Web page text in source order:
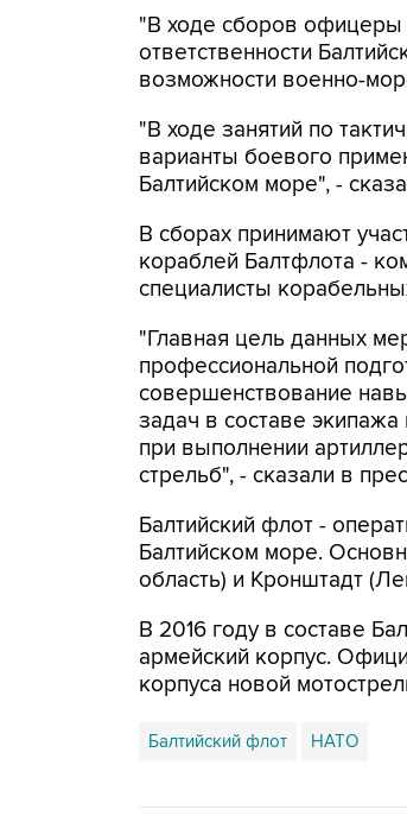
"В ходе сборов офицеры
ответственности
возможности военно-
"В ходе занятий по
варианты боевого
Балтийском море", -
В сборах принимают
кораблей Балтфлота -
специалисты
"Главная цель данных
профессиональной
совершенствование
задач в составе
при выполнении
стрельб", - сказали в
Балтийский флот -
Балтийском море.
область) и Кронштадт
В 2016 году в составе
армейский корпус.
корпуса новой
Балтийский флот НАТО